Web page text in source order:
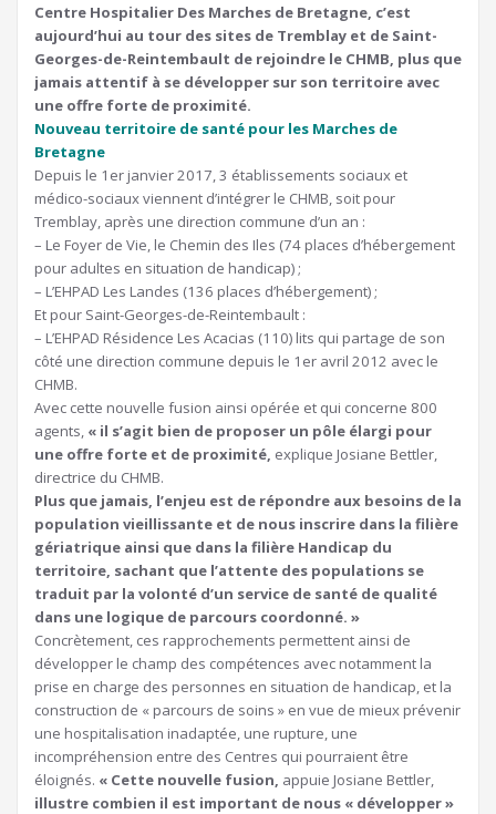
Centre Hospitalier Des Marches de Bretagne, c’est
aujourd’hui au tour des sites de Tremblay et de Saint-
Georges-de-Reintembault de rejoindre le CHMB, plus que
jamais attentif à se développer sur son territoire avec
une offre forte de proximité.
Nouveau territoire de santé pour les Marches de
Bretagne
Depuis le 1er janvier 2017, 3 établissements sociaux et
médico-sociaux viennent d’intégrer le CHMB, soit pour
Tremblay, après une direction commune d’un an :
– Le Foyer de Vie, le Chemin des Iles (74 places d’hébergement
pour adultes en situation de handicap) ;
– L’EHPAD Les Landes (136 places d’hébergement) ;
Et pour Saint-Georges-de-Reintembault :
– L’EHPAD Résidence Les Acacias (110) lits qui partage de son
côté une direction commune depuis le 1er avril 2012 avec le
CHMB.
Avec cette nouvelle fusion ainsi opérée et qui concerne 800
agents, « il s’agit bien de proposer un pôle élargi pour
une offre forte et de proximité, explique Josiane Bettler,
directrice du CHMB.
Plus que jamais, l’enjeu est de répondre aux besoins de la
population vieillissante et de nous inscrire dans la filière
gériatrique ainsi que dans la filière Handicap du
territoire, sachant que l’attente des populations se
traduit par la volonté d’un service de santé de qualité
dans une logique de parcours coordonné. »
Concrètement, ces rapprochements permettent ainsi de
développer le champ des compétences avec notamment la
prise en charge des personnes en situation de handicap, et la
construction de « parcours de soins » en vue de mieux prévenir
une hospitalisation inadaptée, une rupture, une
incompréhension entre des Centres qui pourraient être
éloignés. « Cette nouvelle fusion, appuie Josiane Bettler,
illustre combien il est important de nous « développer »